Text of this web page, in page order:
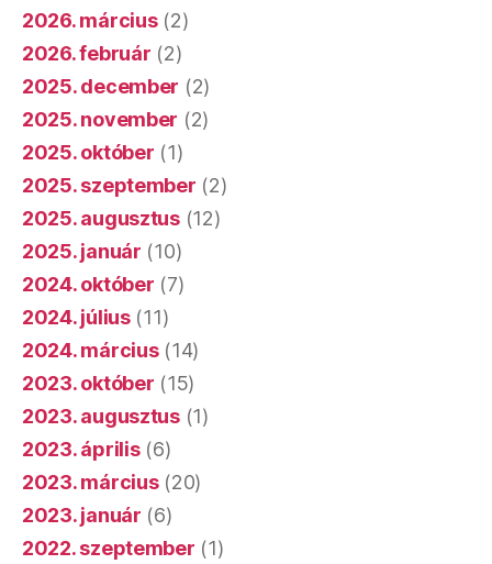
2026. március(2)
2026. február (2)
2025. december (2)
2025. november (2)
2025. október (1)
2025. szeptember (2)
2025. augusztus(12)
2025. január (10)
2024. október (7)
2024. július(11)
2024. március(14)
2023. október (15)
2023. augusztus(1)
2023. április(6)
2023. március(20)
2023. január (6)
2022. szeptember (1)